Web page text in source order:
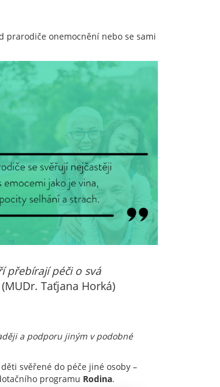
prarodiče onemocnění nebo se sami
přebírají péči o svá
Taťjana Horká)
a podporu jiným v podobné
svěřené do péče jiné osoby –
programu Rodina.